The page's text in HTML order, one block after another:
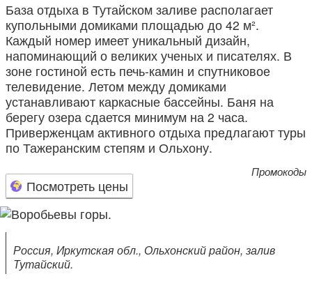
База отдыха в Тутайском заливе располагает
купольными домиками площадью до 42 м².
Каждый номер имеет уникальный дизайн,
напоминающий о великих ученых и писателях. В
зоне гостиной есть печь-камин и спутниковое
телевидение. Летом между домиками
устанавливают каркасные бассейны. Баня на
берегу озера сдается минимум на 2 часа.
Приверженцам активного отдыха предлагают туры
по Тажеранским степям и Ольхону.
Посмотреть цены
Промокоды
Россия, Иркутская обл., Ольхонский район, залив
Тутайский.